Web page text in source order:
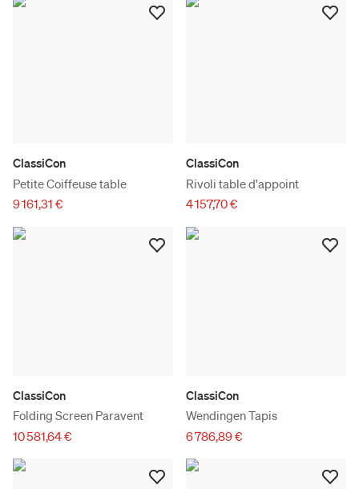
ClassiCon
Petite Coiffeuse table
9 161,31 €
ClassiCon
Rivoli table d'appoint
4 157,70 €
ClassiCon
Folding Screen Paravent
10 581,64 €
ClassiCon
Wendingen Tapis
6 786,89 €